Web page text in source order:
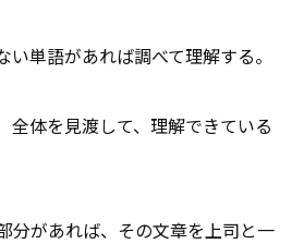
い単語があれば調べて理解する。
全体を見渡して、理解できている
分があれば、その文章を上司と一